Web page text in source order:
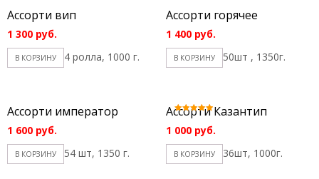
Ассорти вип
1 300 руб.
В КОРЗИНУ 4 ролла, 1000 г.
Ассорти горячее
1 400 руб.
В КОРЗИНУ 50шт , 1350г.
Ассорти император
1 600 руб.
В КОРЗИНУ 54 шт, 1350 г.
Ассорти Казантип
Оценка
из 5
1 000 руб.
В КОРЗИНУ 36шт, 1000г.